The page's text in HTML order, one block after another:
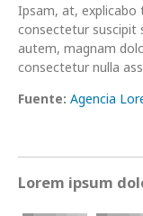
Ipsam, at,
consectetur suscipit
autem, magnam
consectetur nulla
Fuente: Agencia
Lorem ipsum